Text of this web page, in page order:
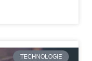
TECHNOLOGIE